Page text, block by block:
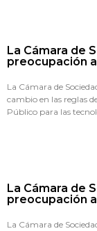
La Cámara de
preocupación
La Cámara de
cambio en las reglas
Público para las
La Cámara de
preocupación
La Cámara de